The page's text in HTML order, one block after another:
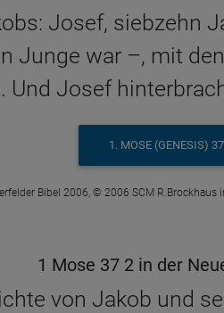
Josef, siebzehn
Junge war –, mit
Und Josef
1. MOSE (GENESIS)
Bibel 2006, © 2006 SCM R.Brockhaus
1 Mose 37 2 in der
von Jakob und